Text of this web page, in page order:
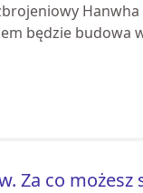
będzie budowa
Za co